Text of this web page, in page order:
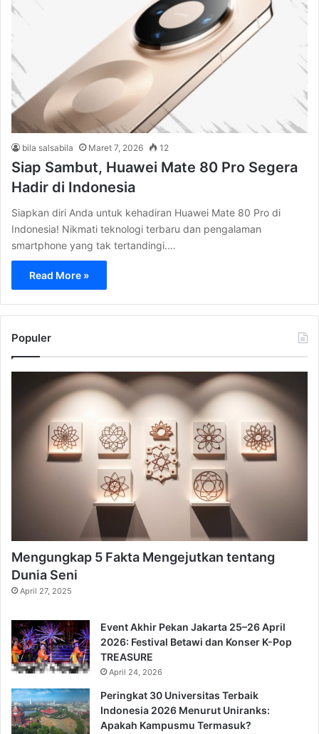
bila salsabila Maret 7, 2026 12
Siap Sambut, Huawei Mate 80 Pro Segera
Hadir di Indonesia
Siapkan diri Anda untuk kehadiran Huawei Mate 80 Pro di
Indonesia! Nikmati teknologi terbaru dan pengalaman
smartphone yang tak tertandingi.…
Read More »
Populer
Mengungkap 5 Fakta Mengejutkan tentang
Dunia Seni
April 27, 2025
Event Akhir Pekan Jakarta 25–26 April
2026: Festival Betawi dan Konser K-Pop
TREASURE
April 24, 2026
Peringkat 30 Universitas Terbaik
Indonesia 2026 Menurut Uniranks:
Apakah Kampusmu Termasuk?